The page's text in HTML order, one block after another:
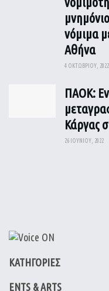
νόμιμα
Αθήνα
4 ΟΚΤΩΒΡΊΟΥ, 2022
ΠΑΟΚ:
Κάργας
26 ΙΟΥΝΊΟΥ, 2022
ΚΑΤΗΓΟΡΙΕΣ
ENTS & ARTS